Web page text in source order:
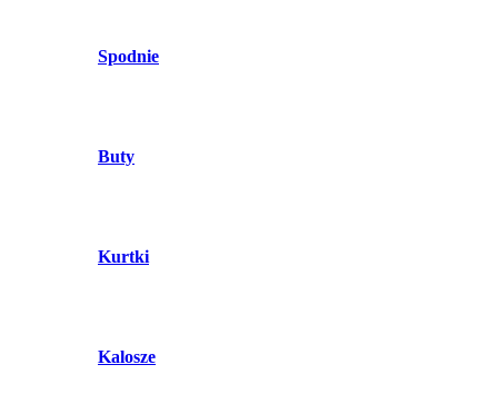
Spodnie
Buty
Kurtki
Kalosze